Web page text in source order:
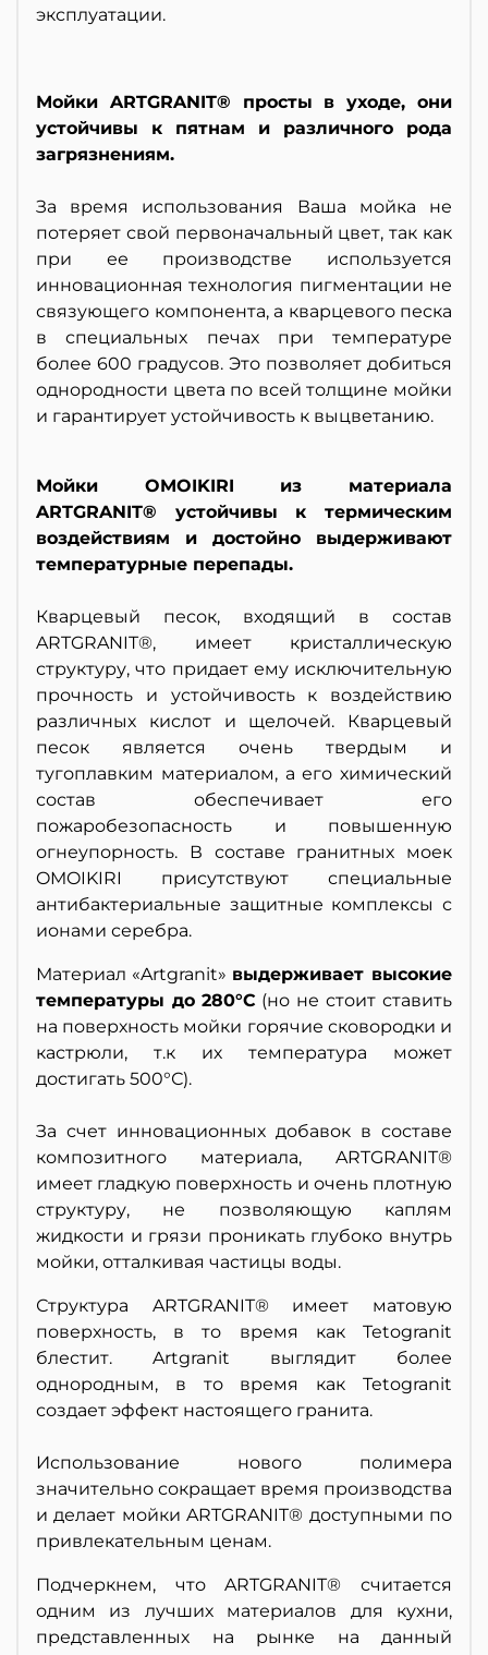
эксплуатации.
Мойки ARTGRANIT® просты в уходе, они
устойчивы к пятнам и различного рода
загрязнениям.
За время использования Ваша мойка не
потеряет свой первоначальный цвет, так как
при ее производстве используется
инновационная технология пигментации не
связующего компонента, а кварцевого песка
в специальных печах при температуре
более 600 градусов. Это позволяет добиться
однородности цвета по всей толщине мойки
и гарантирует устойчивость к выцветанию.
Мойки OMOIKIRI из материала
ARTGRANIT® устойчивы к термическим
воздействиям и достойно выдерживают
температурные перепады.
Кварцевый песок, входящий в состав
ARTGRANIT®, имеет кристаллическую
структуру, что придает ему исключительную
прочность и устойчивость к воздействию
различных кислот и щелочей. Кварцевый
песок является очень твердым и
тугоплавким материалом, а его химический
состав обеспечивает его
пожаробезопасность и повышенную
огнеупорность. В составе гранитных моек
OMOIKIRI присутствуют специальные
антибактериальные защитные комплексы с
ионами серебра.
Материал «Artgranit» выдерживает высокие
температуры до 280°С (но не стоит ставить
на поверхность мойки горячие сковородки и
кастрюли, т.к их температура может
достигать 500°С).
За счет инновационных добавок в составе
композитного материала, ARTGRANIT®
имеет гладкую поверхность и очень плотную
структуру, не позволяющую каплям
жидкости и грязи проникать глубоко внутрь
мойки, отталкивая частицы воды.
Структура ARTGRANIT® имеет матовую
поверхность, в то время как Tetogranit
блестит. Artgranit выглядит более
однородным, в то время как Tetogranit
создает эффект настоящего гранита.
Использование нового полимера
значительно сокращает время производства
и делает мойки ARTGRANIT® доступными по
привлекательным ценам.
Подчеркнем, что ARTGRANIT® считается
одним из лучших материалов для кухни,
представленных на рынке на данный